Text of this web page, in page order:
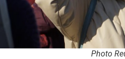
Photo